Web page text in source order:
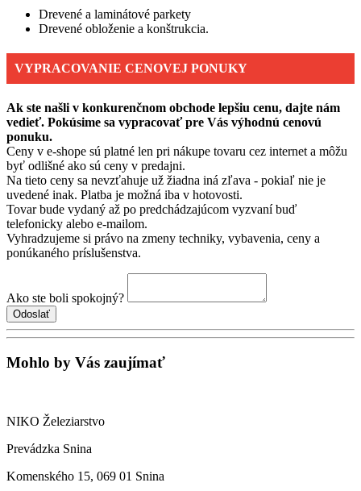
Drevené a laminátové parkety
Drevené obloženie a konštrukcia.
VYPRACOVANIE CENOVEJ PONUKY
Ak ste našli v konkurenčnom obchode lepšiu cenu, dajte nám
vedieť. Pokúsime sa vypracovať pre Vás výhodnú cenovú
ponuku.
Ceny v e-shope sú platné len pri nákupe tovaru cez internet a môžu
byť odlišné ako sú ceny v predajni.
Na tieto ceny sa nevzťahuje už žiadna iná zľava - pokiaľ nie je
uvedené inak. Platba je možná iba v hotovosti.
Tovar bude vydaný až po predchádzajúcom vyzvaní buď
telefonicky alebo e-mailom.
Vyhradzujeme si právo na zmeny techniky, vybavenia, ceny a
ponúkaného príslušenstva.
Ako ste boli spokojný?
Mohlo by Vás zaujímať
NIKO Železiarstvo
Prevádzka Snina
Komenského 15, 069 01 Snina